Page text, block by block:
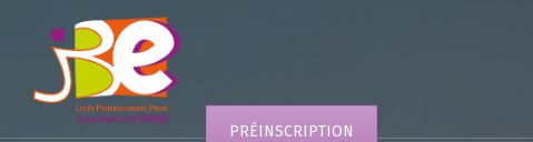
PRÉINSCRIPTION